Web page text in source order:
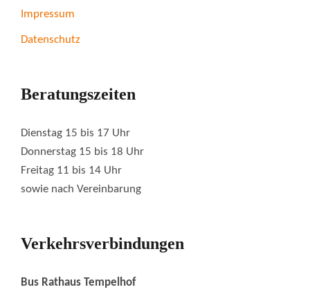
Impressum
Datenschutz
Beratungszeiten
Dienstag 15 bis 17 Uhr
Donnerstag 15 bis 18 Uhr
Freitag 11 bis 14 Uhr
sowie nach Vereinbarung
Verkehrsverbindungen
Bus Rathaus Tempelhof